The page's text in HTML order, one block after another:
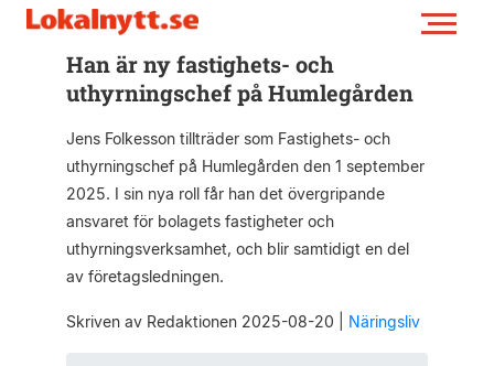
Han är ny fastighets- och
uthyrningschef på Humlegården
Jens Folkesson tillträder som Fastighets- och
uthyrningschef på Humlegården den 1 september
2025. I sin nya roll får han det övergripande
ansvaret för bolagets fastigheter och
uthyrningsverksamhet, och blir samtidigt en del
av företagsledningen.
Skriven av Redaktionen 2025-08-20 Näringsliv